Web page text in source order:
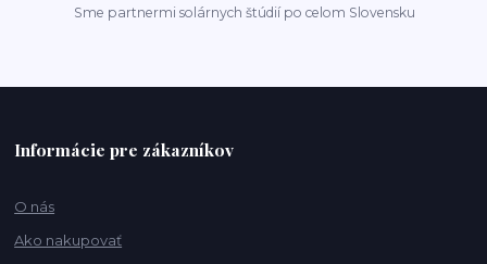
Sme partnermi solárnych štúdií po celom Slovensku
Informácie pre zákazníkov
O nás
Ako nakupovať